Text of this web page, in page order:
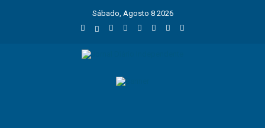
Sábado, Agosto 8 2026